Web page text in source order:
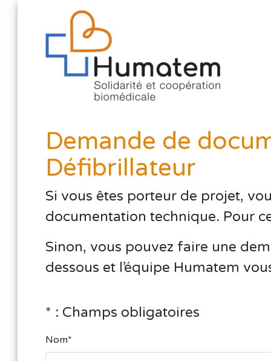
Demande de
Défibrillateur
Si vous êtes porteur de projet,
documentation technique. Pour
Sinon, vous pouvez faire une
dessous et l’équipe Humatem
* : Champs obligatoires
Nom